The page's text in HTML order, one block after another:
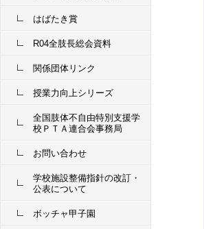
はばたき賞
R04全肢長総会資料
関係団体リンク
授業力向上シリーズ
全国肢体不自由特別支援学
校ＰＴＡ連合会事務局
お問い合わせ
学校施設整備指針の改訂・
公表について
ボッチャ甲子園